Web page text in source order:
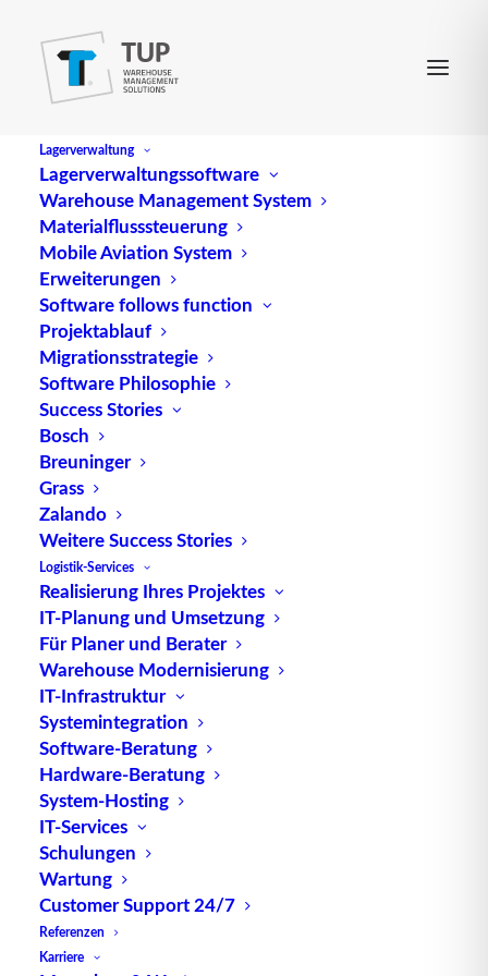
Lagerverwaltung
Lagerverwaltungssoftware
Warehouse Management System
Materialflusssteuerung
Mobile Aviation System
Erweiterungen
Software follows function
Projektablauf
Migrationsstrategie
Software Philosophie
Success Stories
Bosch
Breuninger
Grass
Zalando
Weitere Success Stories
Logistik-Services
Realisierung Ihres Projektes
IT-Planung und Umsetzung
Für Planer und Berater
Warehouse Modernisierung
IT-Infrastruktur
Systemintegration
Software-Beratung
Hardware-Beratung
System-Hosting
IT-Services
Schulungen
Wartung
Customer Support 24/7
Referenzen
Karriere
Coil
bezeichnet ein Blechband im aufgerollten Zustand.
Quelle: logipedia / Fraunhofer IML
TUP GmbH & Co. KG
Die kombinierbare Lagerverwaltungs-Software von
TUP, liefert dank ihrer Flexibilität immer die
effektivste Lösung und ist zudem in hohem Maße
wiederverwendbar.
Kontakt
TUP GmbH & Co. KG
Fraunhoferstraße 1
D 76297 Stutensee
what3words ///ersehnt.beruf.hell